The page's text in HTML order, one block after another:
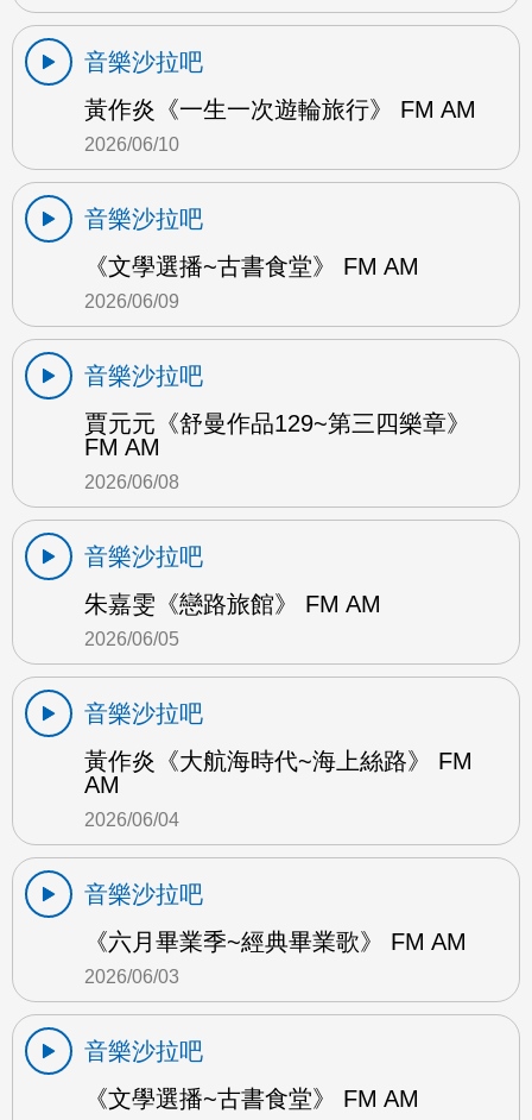
音樂沙拉吧
黃作炎《一生一次遊輪旅行》 FM AM
2026/06/10
音樂沙拉吧
《文學選播~古書食堂》 FM AM
2026/06/09
音樂沙拉吧
賈元元《舒曼作品129~第三四樂章》
FM AM
2026/06/08
音樂沙拉吧
朱嘉雯《戀路旅館》 FM AM
2026/06/05
音樂沙拉吧
黃作炎《大航海時代~海上絲路》 FM
AM
2026/06/04
音樂沙拉吧
《六月畢業季~經典畢業歌》 FM AM
2026/06/03
音樂沙拉吧
《文學選播~古書食堂》 FM AM